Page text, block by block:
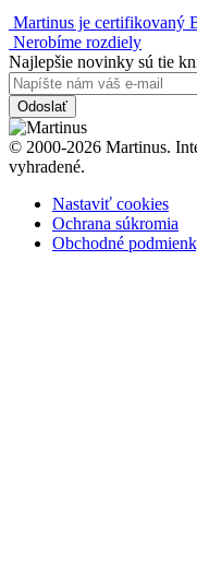
Martinus je certifikovaný
Nerobíme rozdiely
Najlepšie novinky sú tie
Odoslať
© 2000-2026 Martinus.
vyhradené.
Nastaviť cookies
Ochrana súkromia
Obchodné